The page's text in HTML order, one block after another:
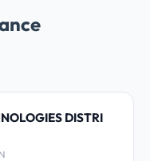
DISTRI